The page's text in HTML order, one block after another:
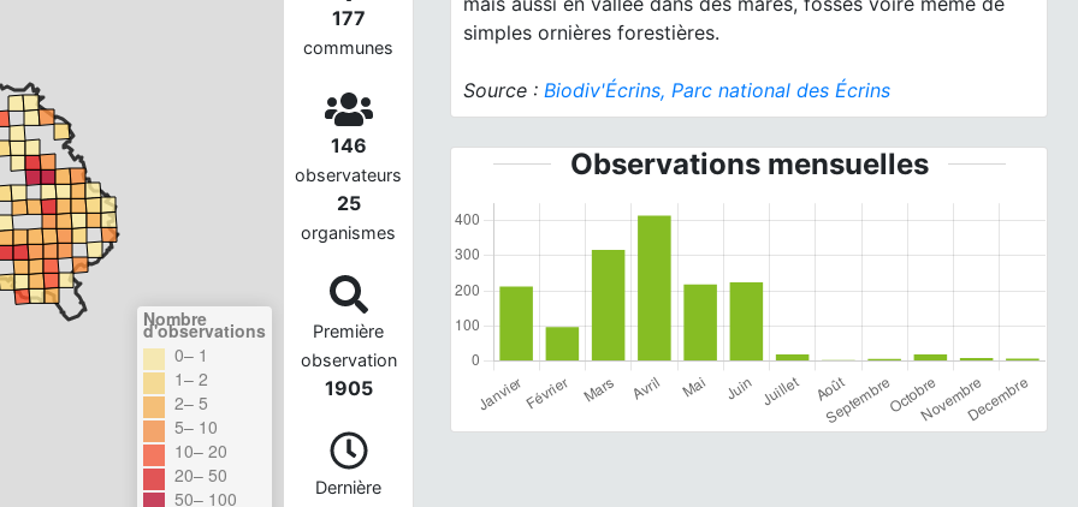
Nombre
d'observations
0– 1
1– 2
2– 5
5– 10
10– 20
20– 50
50– 100
177
communes
146
observateurs
25
organismes
Première
observation
1905
Dernière
simples ornières forestières.
Source :Biodiv'Écrins, Parc national des Écrins
Observations mensuelles